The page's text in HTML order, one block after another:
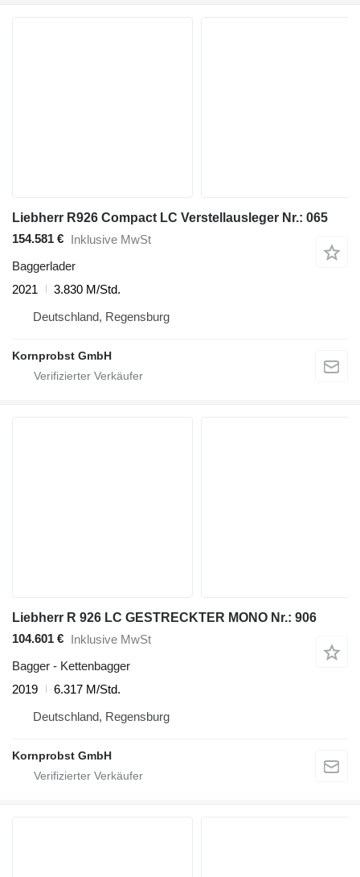
Liebherr R926 Compact LC Verstellausleger Nr.: 065
154.581 € Inklusive MwSt
Baggerlader
2021
3.830 M/Std.
Deutschland, Regensburg
Kornprobst GmbH
Liebherr R 926 LC GESTRECKTER MONO Nr.: 906
104.601 € Inklusive MwSt
Bagger - Kettenbagger
2019
6.317 M/Std.
Deutschland, Regensburg
Kornprobst GmbH